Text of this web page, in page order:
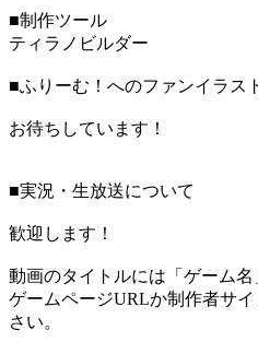
■制作ツール
ティラノビルダー
■ふりーむ！へのファンイラス
お待ちしています！
■実況・生放送について
歓迎します！
動画のタイトルには「ゲーム
ゲームページURLか制作者サ
さい。